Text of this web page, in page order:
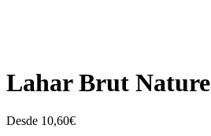
Lahar Brut Nature
Desde 10,60€